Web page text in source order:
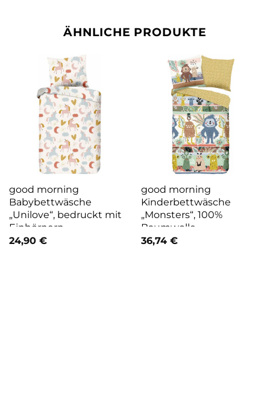
ÄHNLICHE PRODUKTE
good morning
Babybettwäsche
„Unilove“, bedruckt mit
Einhörnern
24,90 €
good morning
Kinderbettwäsche
„Monsters“, 100%
Baumwolle
36,74 €